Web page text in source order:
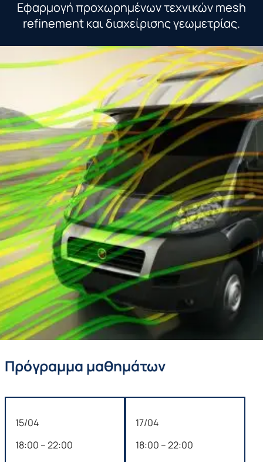
Εφαρμογή προχωρημένων τεχνικών mesh
refinement και διαχείρισης γεωμετρίας.
Πρόγραμμα μαθημάτων
15/04
18:00 – 22:00
17/04
18:00 – 22:00